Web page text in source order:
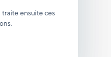
ensuite ces